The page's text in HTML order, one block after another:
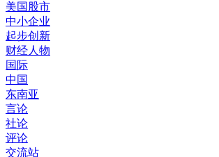
美国股市
中小企业
起步创新
财经人物
国际
中国
东南亚
言论
社论
评论
交流站